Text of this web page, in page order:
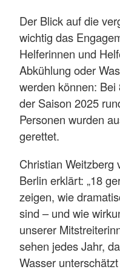
Der Blick auf die
wichtig das
Helferinnen und
Abkühlung oder
werden können:
der Saison 2025
Personen wurden
gerettet.
Christian Weitzberg
Berlin erklärt: „18
zeigen, wie
sind – und wie
unserer
sehen jedes Jahr,
Wasser